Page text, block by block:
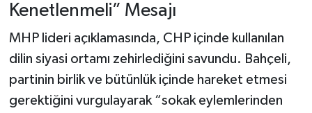
Kenetlenmeli” Mesajı
MHP lideri açıklamasında, CHP içinde kullanılan
dilin siyasi ortamı zehirlediğini savundu. Bahçeli,
partinin birlik ve bütünlük içinde hareket etmesi
gerektiğini vurgulayarak “sokak eylemlerinden